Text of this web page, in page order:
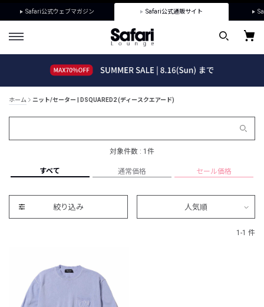
Safari公式ウェブマガジン Safari公式通販サイト
ホーム ニット/セーター | DSQUARED2 (ディースクエアード)
対象件数 : 1件
すべて 通常価格 セール価格
絞り込み 人気順
1-1 件